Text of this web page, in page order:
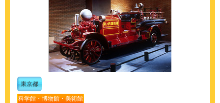
東京都
科学館・博物館・美術館